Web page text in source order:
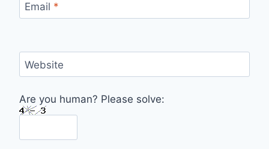
Email *
Website
Are you human? Please solve: